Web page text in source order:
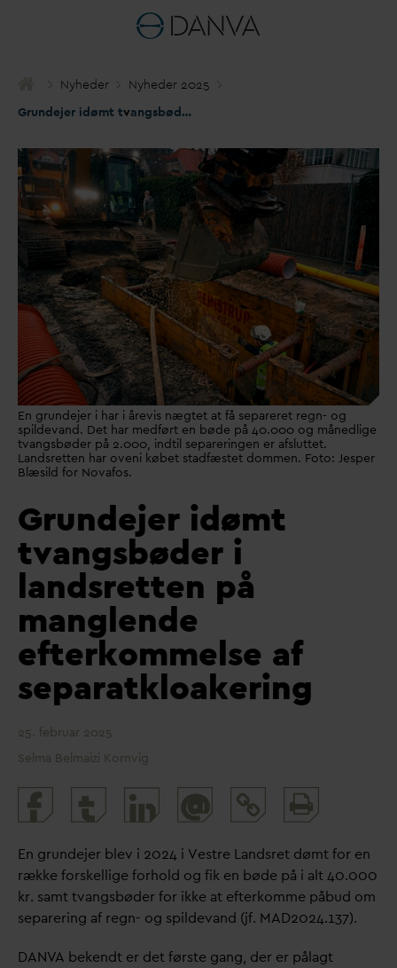
Nyheder
Nyheder 2025
Grundejer idømt tvangsbøder i landsretten på manglende efterkommelse af separatkloakering
En grundejer i har i årevis nægtet at få separeret regn- og
spildevand. Det har medført en bøde på 40.000 og månedlige
tvangsbøder på 2.000, indtil separeringen er afsluttet.
Landsretten har oveni købet stadfæstet dommen. Foto: Jesper
Blæsild for Novafos.
Grundejer idømt
tvangsbøder i
landsretten på
manglende
efterkommelse af
separatkloakering
25. februar 2025
Selma Belmaizi Kornvig
@
and
En grundejer blev i 2024 i Vestre Landsret dømt for en
række forskellige forhold og fik en bøde på i alt 40.000
kr. samt tvangsbøder for ikke at efterkomme påbud om
separering af regn- og spildevand (jf. MAD2024.137).
DANVA bekendt er det første gang, der er pålagt